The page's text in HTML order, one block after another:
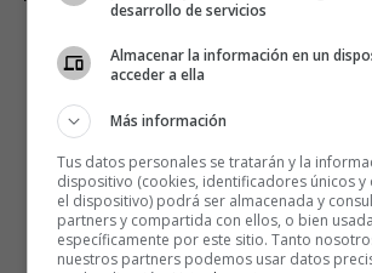
desarrollo de servicios
Almacenar la información en un
acceder a ella
Más información
Tus datos personales se tratarán y la
dispositivo (cookies, identificadores únicos y
el dispositivo) podrá ser almacenada y
partners y compartida con ellos, o bien usada
específicamente por este sitio. Tanto
nuestros partners podemos usar datos